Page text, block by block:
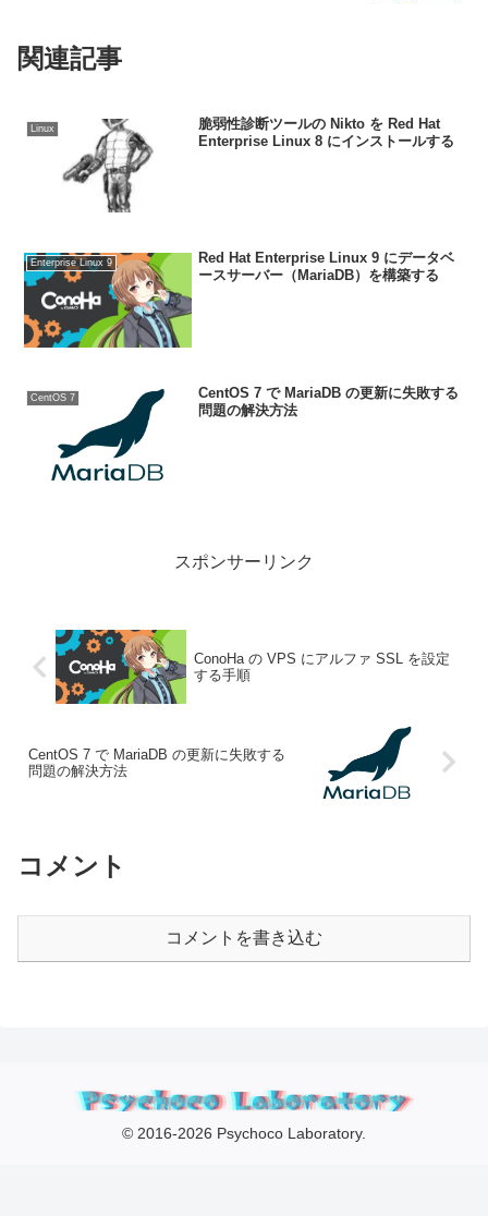
関連記事
Linux
脆弱性診断ツールの Nikto を Red Hat
Enterprise Linux 8 にインストールする
Enterprise Linux 9
Red Hat Enterprise Linux 9 にデータベ
ースサーバー（MariaDB）を構築する
CentOS 7
CentOS 7 で MariaDB の更新に失敗する
問題の解決方法
スポンサーリンク
ConoHa の VPS にアルファ SSL を設定
する手順
CentOS 7 で MariaDB の更新に失敗する
問題の解決方法
コメント
コメントを書き込む
© 2016-2026 Psychoco Laboratory.